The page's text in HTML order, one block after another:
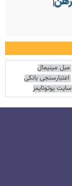
مبل مینیمال
اعتبارسنجی بانکی
سایت یوتوتایمز